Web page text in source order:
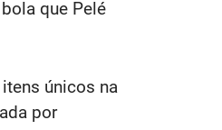
que Pelé
únicos na
por